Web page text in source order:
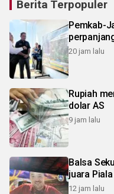
Berita Terpopuler
Pemkab-
20 jam lalu
Rupiah
dolar AS
9 jam lalu
Balsa
juara
12 jam lalu